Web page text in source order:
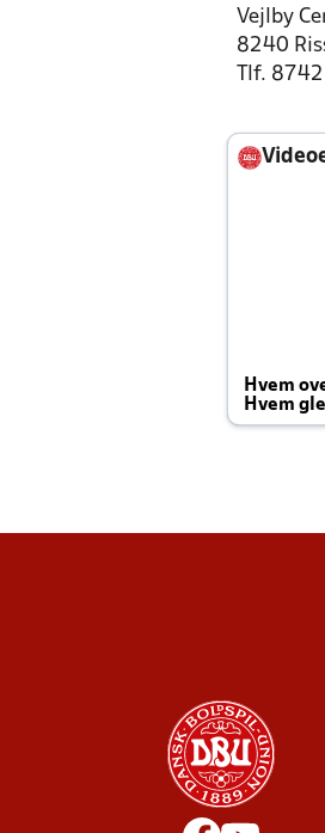
Vejlby
8240
Tlf.
Hvem
Hvem
Joachim